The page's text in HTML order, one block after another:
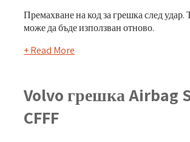
Премахване на код за грешка след удар.
може да бъде използван отново.
+ Read More
Volvo грешка Airbag
CFFF